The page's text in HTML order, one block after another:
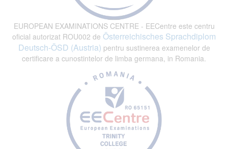
EUROPEAN EXAMINATIONS CENTRE - EECentre este centru
oficial autorizat ROU002 de Österreichisches Sprachdiplom
Deutsch-ÖSD (Austria) pentru sustinerea examenelor de
certificare a cunostintelor de limba germana, in Romania.